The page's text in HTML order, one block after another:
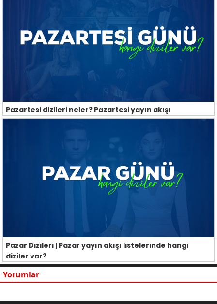
Pazartesi dizileri neler? Pazartesi yayın akışı
Pazar Dizileri | Pazar yayın akışı listelerinde hangi
diziler var?
Yorumlar